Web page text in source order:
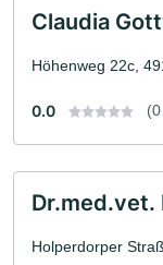
Claudia
Höhenweg 22c,
0.0
Dr.med.vet.
Holperdorper